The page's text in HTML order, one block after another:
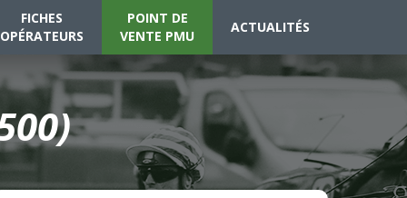
FICHES
OPÉRATEURS
POINT DE
VENTE PMU
ACTUALITÉS